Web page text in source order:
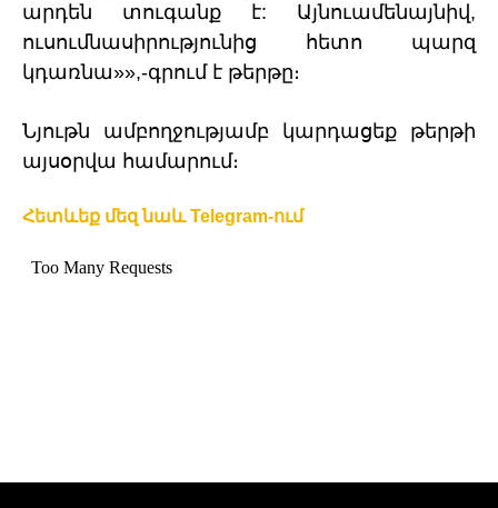
արդեն տուգանք է: Այնուամենայնիվ,
ուսումնասիրությունից հետո պարզ
կդառնա»»,-գրում է թերթը։
Նյութն ամբողջությամբ կարդացեք թերթի
այսօրվա համարում։
Հետևեք մեզ նաև Telegram-ում